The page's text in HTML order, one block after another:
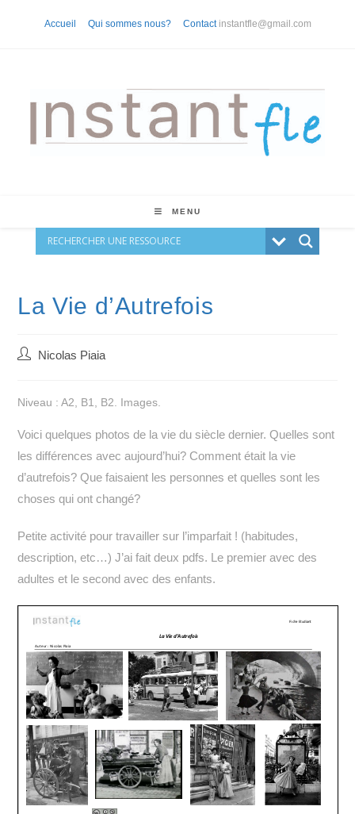
Accueil Qui sommes nous? Contact instantfle@gmail.com
MENU
La Vie d’Autrefois
Auteur/autrice
publication :
Nicolas Piaia
Niveau : A2, B1, B2. Images.
Voici quelques photos de la vie du siècle dernier. Quelles sont
les différences avec aujourd’hui? Comment était la vie
d’autrefois? Que faisaient les personnes et quelles sont les
choses qui ont changé?
Petite activité pour travailler sur l’imparfait ! (habitudes,
description, etc…) J’ai fait deux pdfs. Le premier avec des
adultes et le second avec des enfants.